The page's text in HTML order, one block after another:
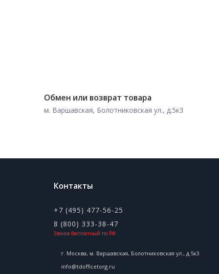
Обмен или возврат товара
м. Варшавская, Болотниковская ул., д.5к3
Контакты
+7 (495) 477-56-25
8 (800) 333-38-47
Звонок бесплатный по РФ
г. Москва, м. Варшавская, Болотниковская ул., д.5к3
info@tdofficetorg.ru